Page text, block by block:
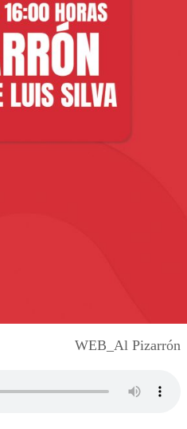
WEB_Al Pizarrón